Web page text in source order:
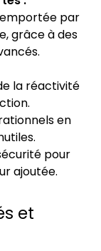
par
grâce à des
la réactivité
en
pour
ajoutée.
et